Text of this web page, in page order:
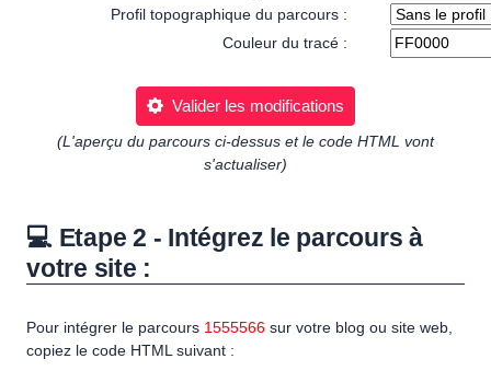
Profil topographique du parcours :
Couleur du tracé :
Valider les modifications
(L'aperçu du parcours ci-dessus et le code HTML vont
s'actualiser)
💻 Etape 2 - Intégrez le parcours à
votre site :
Pour intégrer le parcours 1555566 sur votre blog ou site web,
copiez le code HTML suivant :